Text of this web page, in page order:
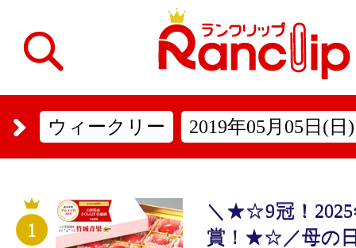
ウィークリー 2019年05月05日(日)
1
＼★☆9冠！
賞！★☆／母の